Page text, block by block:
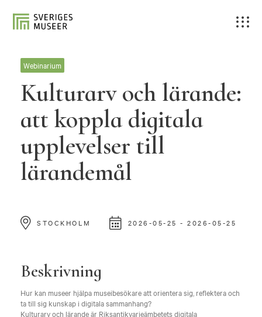
Webinarium
Kulturarv och lärande:
att koppla digitala
upplevelser till
lärandemål
STOCKHOLM 2026-05-25 - 2026-05-25
Beskrivning
Hur kan museer hjälpa museibesökare att orientera sig, reflektera och
ta till sig kunskap i digitala sammanhang?
Kulturarv och lärande är Riksantikvarieämbetets digitala